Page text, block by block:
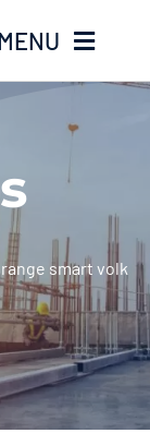
smart volk